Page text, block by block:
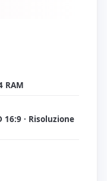
RAM
16:9 · Risoluzione